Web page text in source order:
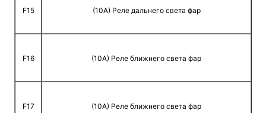
F15 (10A) Реле дальнего света фар
F16 (10A) Реле ближнего света фар
F17 (10A) Реле ближнего света фар